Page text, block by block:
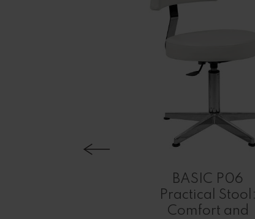
BASIC P06
Practical Stool:
Comfort and